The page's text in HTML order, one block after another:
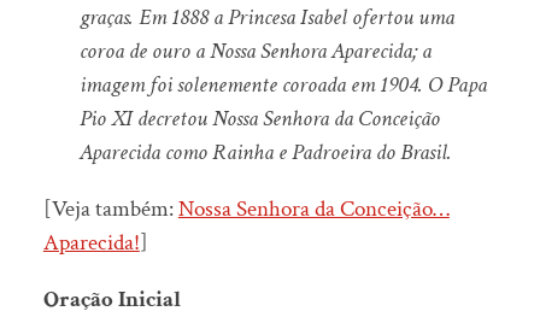
graças. Em 1888 a Princesa Isabel ofertou uma
coroa de ouro a Nossa Senhora Aparecida; a
imagem foi solenemente coroada em 1904. O Papa
Pio XI decretou Nossa Senhora da Conceição
Aparecida como Rainha e Padroeira do Brasil.
[Veja também:Nossa Senhora da Conceição…
Aparecida!]
Oração Inicial